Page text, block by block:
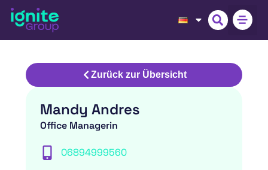
Zurück zur Übersicht
Mandy Andres
Office Managerin
06894999560